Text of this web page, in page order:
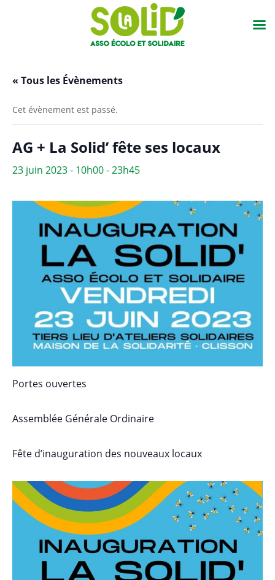
« Tous les Évènements
Cet évènement est passé.
AG + La Solid’ fête ses locaux
23 juin 2023 - 10h00-23h45
Portes ouvertes
Assemblée Générale Ordinaire
Fête d’inauguration des nouveaux locaux